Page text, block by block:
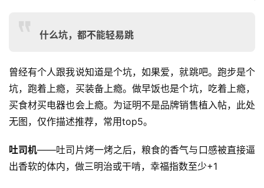
什么坑，都不能轻易跳
曾经有个人跟我说知道是个坑，如果爱，就跳吧。跑步是个
坑，跑着上瘾，买装备上瘾。做早饭也是个坑，吃着上瘾，
买食材买电器也会上瘾。为证明不是品牌销售植入帖，此处
无图，仅作描述推荐，常用top5。
吐司机——吐司片烤一烤之后，粮食的香气与口感被直接逼
出香软的体内，做三明治或干啃，幸福指数至少+1